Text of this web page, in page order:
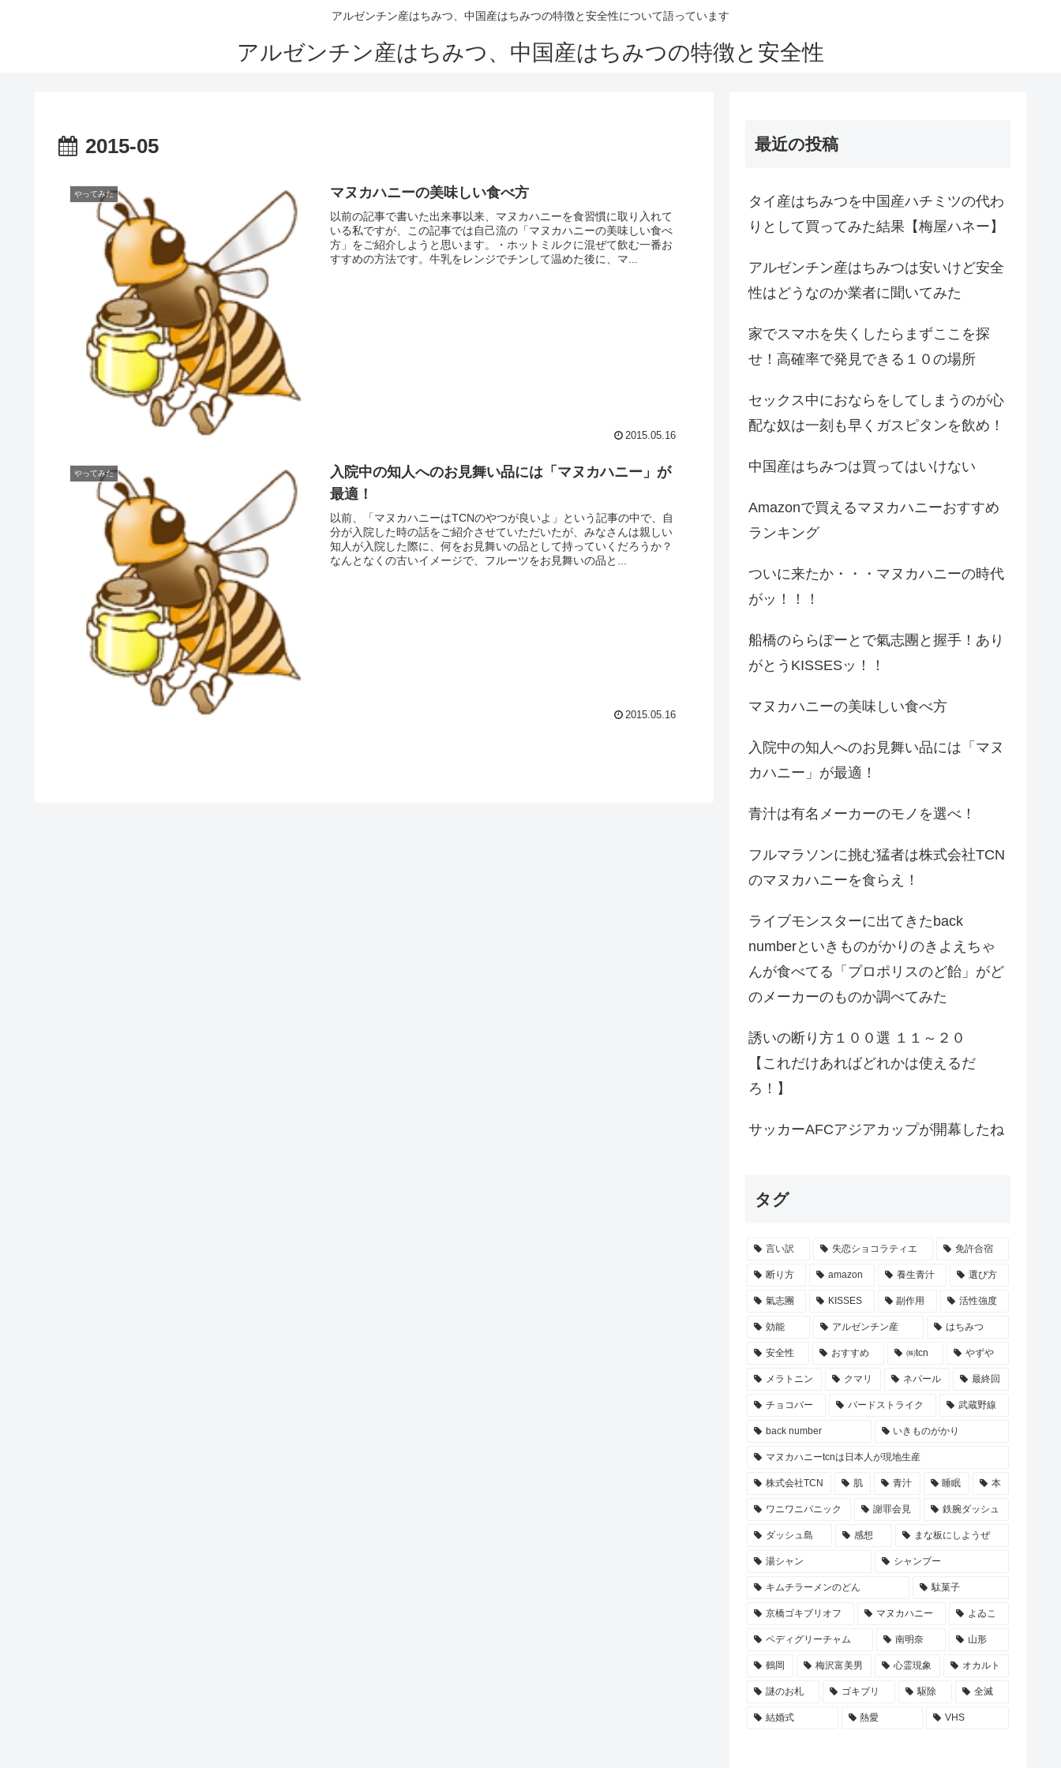
アルゼンチン産はちみつ、中国産はちみつの特徴と安全性について語っています
アルゼンチン産はちみつ、中国産はちみつの特徴と安全性
2015-05
やってみた マヌカハニーの美味しい食べ方
以前の記事で書いた出来事以来、マヌカハニーを食習慣に取り入れて
いる私ですが、この記事では自己流の「マヌカハニーの美味しい食べ
方」をご紹介しようと思います。・ホットミルクに混ぜて飲む一番お
すすめの方法です。牛乳をレンジでチンして温めた後に、マ...
2015.05.16
やってみた
入院中の知人へのお見舞い品には「マヌカハニー」が
最適！
以前、「マヌカハニーはTCNのやつが良いよ」という記事の中で、自
分が入院した時の話をご紹介させていただいたが、みなさんは親しい
知人が入院した際に、何をお見舞いの品として持っていくだろうか？
なんとなくの古いイメージで、フルーツをお見舞いの品と...
2015.05.16
最近の投稿
タイ産はちみつを中国産ハチミツの代わ
りとして買ってみた結果【梅屋ハネー】
アルゼンチン産はちみつは安いけど安全
性はどうなのか業者に聞いてみた
家でスマホを失くしたらまずここを探
せ！高確率で発見できる１０の場所
セックス中におならをしてしまうのが心
配な奴は一刻も早くガスピタンを飲め！
中国産はちみつは買ってはいけない
Amazonで買えるマヌカハニーおすすめ
ランキング
ついに来たか・・・マヌカハニーの時代
がッ！！！
船橋のららぽーとで氣志團と握手！あり
がとうKISSESッ！！
マヌカハニーの美味しい食べ方
入院中の知人へのお見舞い品には「マヌ
カハニー」が最適！
青汁は有名メーカーのモノを選べ！
フルマラソンに挑む猛者は株式会社TCN
のマヌカハニーを食らえ！
ライブモンスターに出てきたback
numberといきものがかりのきよえちゃ
んが食べてる「プロポリスのど飴」がど
のメーカーのものか調べてみた
誘いの断り方１００選 １１～２０
【これだけあればどれかは使えるだ
ろ！】
サッカーAFCアジアカップが開幕したね
タグ
言い訳 失恋ショコラティエ 免許合宿
断り方 amazon 養生青汁 選び方
氣志團 KISSES 副作用 活性強度
効能 アルゼンチン産 はちみつ
安全性 おすすめ ㈱tcn やずや
メラトニン クマリ ネパール 最終回
チョコバー バードストライク 武蔵野線
back number いきものがかり
マヌカハニーtcnは日本人が現地生産
株式会社TCN 肌 青汁 睡眠 本
ワニワニパニック 謝罪会見 鉄腕ダッシュ
ダッシュ島 感想 まな板にしようぜ
湯シャン シャンプー
キムチラーメンのどん 駄菓子
京橋ゴキブリオフ マヌカハニー よゐこ
ペディグリーチャム 南明奈 山形
鶴岡 梅沢富美男 心霊現象 オカルト
謎のお札 ゴキブリ 駆除 全滅
結婚式 熱愛 VHS